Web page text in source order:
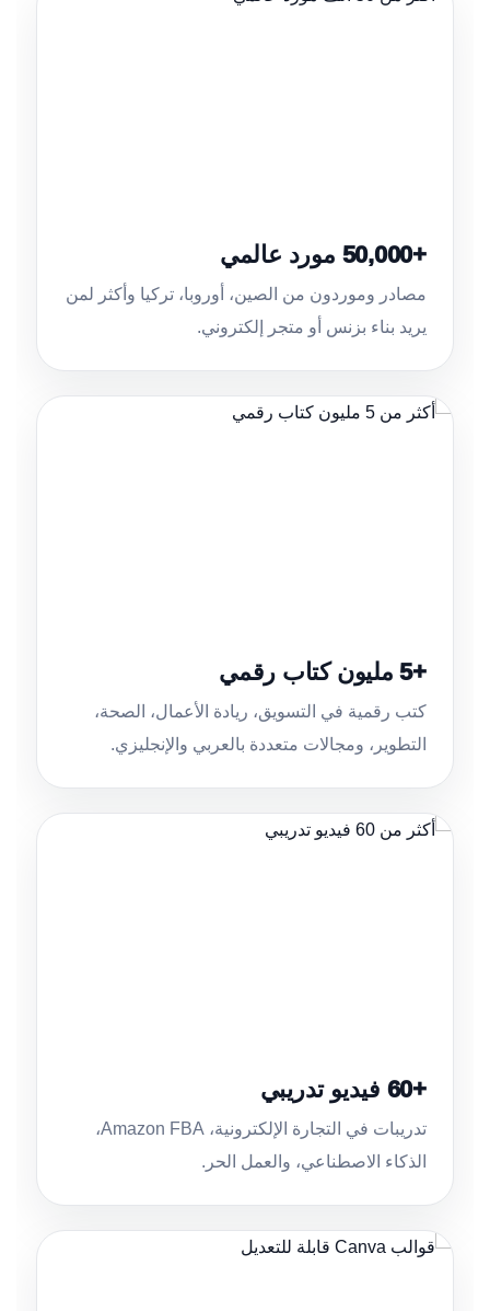
+50,000 مورد عالمي
مصادر وموردون من الصين، أوروبا، تركيا وأكثر لمن
يريد بناء بزنس أو متجر إلكتروني.
+5 مليون كتاب رقمي
كتب رقمية في التسويق، ريادة الأعمال، الصحة،
التطوير، ومجالات متعددة بالعربي والإنجليزي.
+60 فيديو تدريبي
تدريبات في التجارة الإلكترونية، Amazon FBA،
الذكاء الاصطناعي، والعمل الحر.